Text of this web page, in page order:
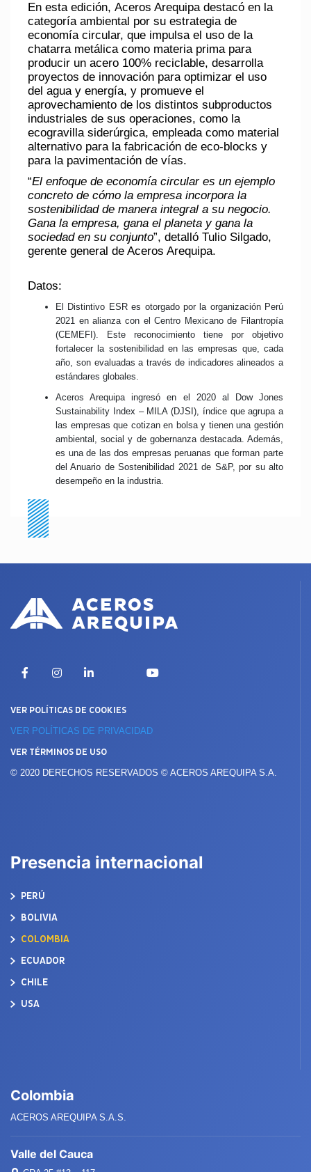
En esta edición, Aceros Arequipadestacó en la
categoría ambiental por su estrategia de
economía circular, que impulsa el uso de la
chatarra metálica como materia prima para
producir un acero 100% reciclable, desarrolla
proyectos de innovación para optimizar el uso
del agua y energía, y promueve el
aprovechamiento de los distintos subproductos
industriales de sus operaciones, como la
ecogravilla siderúrgica, empleada como material
alternativo para la fabricación de eco-blocks y
para la pavimentación de vías.
“El enfoque de economía circular es un ejemplo
concreto de cómo la empresa incorpora la
sostenibilidad de manera integral a su negocio.
Gana la empresa, gana el planeta y gana la
sociedad en su conjunto”, detalló Tulio Silgado,
gerente general de Aceros Arequipa.
Datos:
El Distintivo ESR es otorgado por la organización Perú
2021 en alianza con el Centro Mexicano de Filantropía
(CEMEFI). Este reconocimiento tiene por objetivo
fortalecer la sostenibilidad en las empresas que, cada
año, son evaluadas a través de indicadores alineados a
estándares globales.
Aceros Arequipa ingresó en el 2020 al Dow Jones
Sustainability Index – MILA (DJSI), índice que agrupa a
las empresas que cotizan en bolsa y tienen una gestión
ambiental, social y de gobernanza destacada. Además,
es una de las dos empresas peruanas que forman parte
del Anuario de Sostenibilidad 2021 de S&P, por su alto
desempeño en la industria.
FacebookInstagramLinkedIn YouTube
VER POLÍTICAS DE COOKIES
VER POLÍTICAS DE PRIVACIDAD
VER TÉRMINOS DE USO
© 2020 DERECHOS RESERVADOS © ACEROS AREQUIPA S.A.
Presencia internacional
PERÚ
BOLIVIA
COLOMBIA
ECUADOR
CHILE
USA
Colombia
ACEROS AREQUIPA S.A.S.
Valle del Cauca